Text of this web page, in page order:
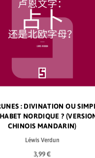
: DIVINATION OU
NORDIQUE ?
CHINOIS MANDARIN)
Léwis Verdun
3,99 €
INCONNUS QUI CHANGENT
VIE (VERSION ARABE)
Léwis Verdun
3,99 €